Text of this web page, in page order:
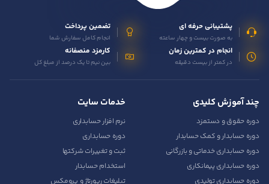
پشتیبانی حرفه ای
به صورت بیست و چهار ساعته
تضمین پرداخت
انجام کامل سفارش شما
انجام در کمترین زمان
در کمتر از بیست دقیقه
کارمزد منصفانه
بین نیم تا یک درصد از مبلغ کل
چند آموزش کلیدی
دوره حقوق و دستمزد
دوره حسابدار و کمک حسابدار
دوره حسابداری خدماتی و بازرگانی
دوره حسابداری پیمانکاری
دوره حسابداری تولیدی
خدمات سایت
نرم افزار حسابداری
دوره حسابداری
ثبت و تغییرات شرکتها
استخدام حسابدار
تبلیغات رپورتاژ و پرومکس